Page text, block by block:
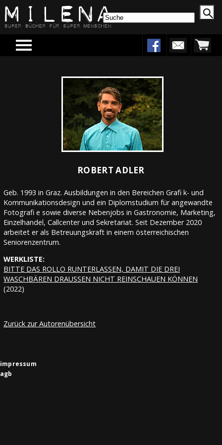
Menu
ROBERT ADLER
Geb. 1993 in Graz. Ausbildungen in den Bereichen Grafi k- und
Kommunikationsdesign und ein Diplomstudium für angewandte
Fotografi e sowie diverse Nebenjobs in Gastronomie, Marketing,
Einzelhandel, Callcenter und Sekretariat. Seit Dezember 2020
arbeitet er als Betreuungskraft in einem österreichischen
Seniorenzentrum.
WERKLISTE:
BITTE DAS ROLLO RUNTERLASSEN, DAMIT DIE DREI
WASCHBÄREN DRAUSSEN NICHT REINSCHAUEN KÖNNEN
(2022)
Zurück zur Autorenübersicht
impressum
agb